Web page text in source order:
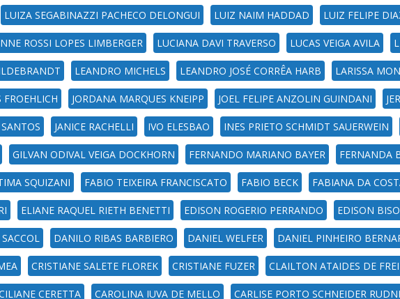
LUIZA SEGABINAZZI PACHECO DELONGUI LUIZ NAIM HADDAD LUIZ FELIPE
ROSSI LOPES LIMBERGER LUCIANA DAVI TRAVERSO LUCAS VEIGA AVILA
LEANDRO MICHELS LEANDRO JOSÉ CORRÊA HARB LARISSA
FROEHLICH JORDANA MARQUES KNEIPP JOEL FELIPE ANZOLIN GUINDANI
JANICE RACHELLI IVO ELESBAO INES PRIETO SCHMIDT SAUERWEIN
GILVAN ODIVAL VEIGA DOCKHORN FERNANDO MARIANO BAYER FERNANDA
SQUIZANI FABIO TEIXEIRA FRANCISCATO FABIO BECK FABIANA DA
ELIANE RAQUEL RIETH BENETTI EDISON ROGERIO PERRANDO EDISON
DANILO RIBAS BARBIERO DANIEL WELFER DANIEL PINHEIRO
CRISTIANE SALETE FLOREK CRISTIANE FUZER CLAILTON ATAIDES DE
CERETTA CAROLINA IUVA DE MELLO CARLISE PORTO SCHNEIDER